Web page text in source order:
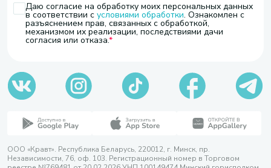
Даю согласие на обработку моих персональных данных
в соответствии с условиями обработки. Ознакомлен с
разъяснением прав, связанных с обработкой,
механизмом их реализации, последствиями дачи
согласия или отказа.
ООО «Кравт». Республика Беларусь, 220012, г. Минск, пр.
Независимости, 76, оф. 103. Регистрационный номер в Торговом